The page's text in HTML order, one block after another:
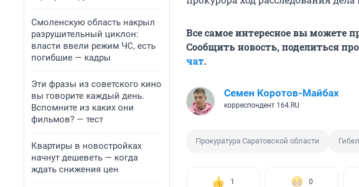
Смоленскую область накрыл
разрушительный циклон:
власти ввели режим ЧС, есть
погибшие — кадры
Эти фразы из советского кино
вы говорите каждый день.
Вспомните из каких они
фильмов? — тест
Квартиры в новостройках
начнут дешеветь — когда
ждать снижения цен
Все самое интересное вы можете
Сообщить новость, поделиться
чат.
Семен Коротов-Майбах
корреспондент 164.RU
Прокуратура Саратовской области
1 0